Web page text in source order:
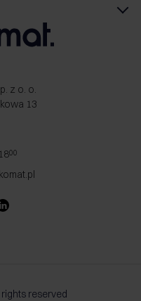
z o. o.
13
00
reserved